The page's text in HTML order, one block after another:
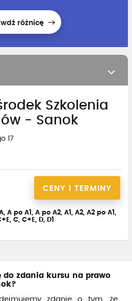
różnicę
Szkolenia
- Sanok
17
CENY I TERMINY
po A1, A po A2, A1, A2, A2 po A1,
C, C+E, D, D1
do zdania kursu na prawo
zdanie o tym, że